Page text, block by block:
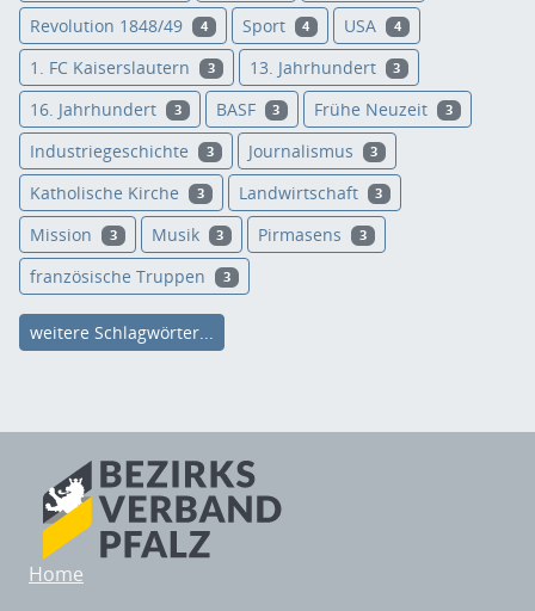
Revolution 1848/49 4 Sport 4 USA 4
1. FC Kaiserslautern 3 13. Jahrhundert 3
16. Jahrhundert 3 BASF 3 Frühe Neuzeit 3
Industriegeschichte 3 Journalismus 3
Katholische Kirche 3 Landwirtschaft 3
Mission 3 Musik 3 Pirmasens 3
französische Truppen 3
weitere Schlagwörter...
Home